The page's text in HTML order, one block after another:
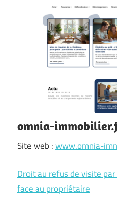
omnia-
Site web :www.omnia-
Droit au refus de visite
face au propriétaire